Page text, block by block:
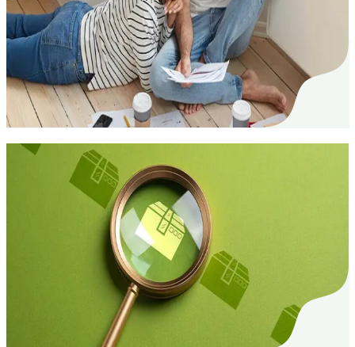
Per i giovani, il trasloco nel primo appartamento e
un passo importante. Con una pianificazione
accurata, l'inizio puo essere ben assicurato dal punto
di vista finanziario.
Trasloco 09. Mai 2024
Trasloco: i migliori consigli per la ricerca di
La ricerca di un appartamento e sempre legata a
impegno, tempo e stress. Abbiamo riassunto per voi
i consigli piu importanti.